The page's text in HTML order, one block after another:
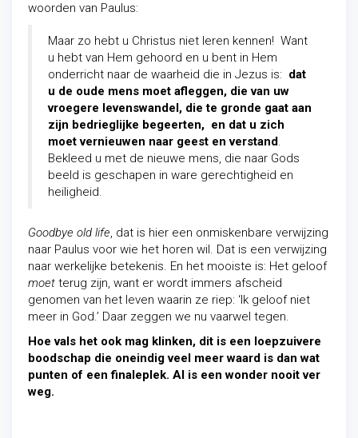
woorden van Paulus:
Maar zo hebt u Christus niet leren kennen! Want
u hebt van Hem gehoord en u bent in Hem
onderricht naar de waarheid die in Jezus is: dat
u de oude mens moet afleggen, die van uw
vroegere levenswandel, die te gronde gaat aan
zijn bedrieglijke begeerten, en dat u zich
moet vernieuwen naar geest en verstand.
Bekleed u met de nieuwe mens, die naar Gods
beeld is geschapen in ware gerechtigheid en
heiligheid.
Goodbye old life, dat is hier een onmiskenbare verwijzing
naar Paulus voor wie het horen wil. Dat is een verwijzing
naar werkelijke betekenis. En het mooiste is: Het geloof
moet terug zijn, want er wordt immers afscheid
genomen van het leven waarin ze riep: ‘Ik geloof niet
meer in God.’ Daar zeggen we nu vaarwel tegen.
Hoe vals het ook mag klinken, dit is een loepzuivere
boodschap die oneindig veel meer waard is dan wat
punten of een finaleplek. Al is een wonder nooit ver
weg.